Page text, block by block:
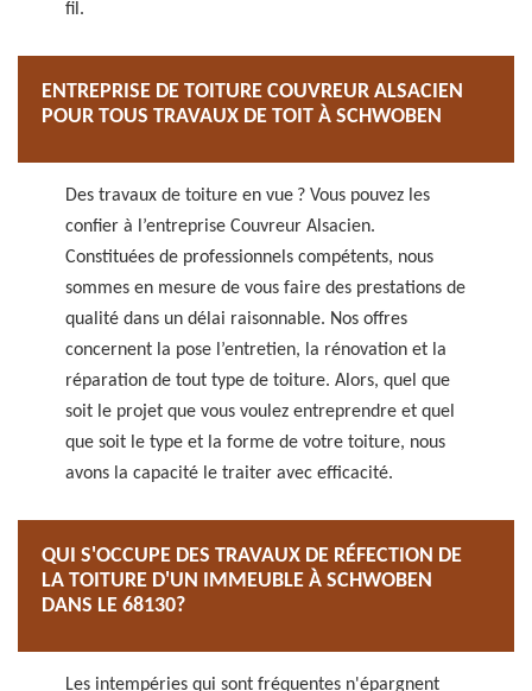
fil.
ENTREPRISE DE TOITURE COUVREUR ALSACIEN
POUR TOUS TRAVAUX DE TOIT À SCHWOBEN
Des travaux de toiture en vue ? Vous pouvez les
confier à l’entreprise Couvreur Alsacien.
Constituées de professionnels compétents, nous
sommes en mesure de vous faire des prestations de
qualité dans un délai raisonnable. Nos offres
concernent la pose l’entretien, la rénovation et la
réparation de tout type de toiture. Alors, quel que
soit le projet que vous voulez entreprendre et quel
que soit le type et la forme de votre toiture, nous
avons la capacité le traiter avec efficacité.
QUI S'OCCUPE DES TRAVAUX DE RÉFECTION DE
LA TOITURE D'UN IMMEUBLE À SCHWOBEN
DANS LE 68130?
Les intempéries qui sont fréquentes n'épargnent